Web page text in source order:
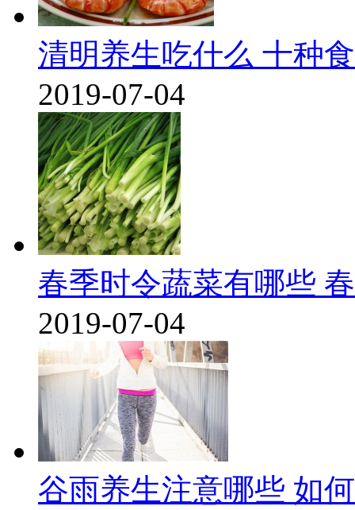
清明养生吃什么 十种
2019-07-04
春季时令蔬菜有哪些
2019-07-04
谷雨养生注意哪些 如